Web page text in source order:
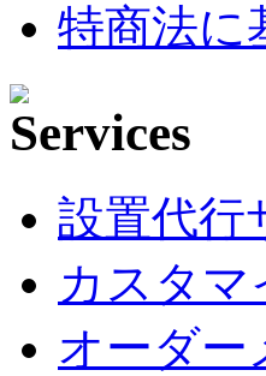
特商法に
設置代行
カスタマ
オーダー